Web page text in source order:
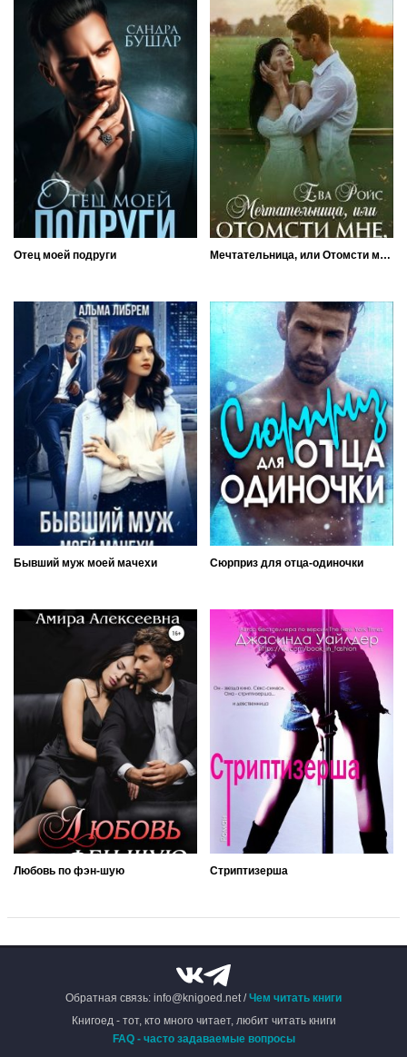
Отец моей подруги Мечтательница, или Отомсти мне, если сможешь
Бывший муж моей мачехи Сюрприз для отца-одиночки
Любовь по фэн-шую Стриптизерша
Обратная связь: info@knigoed.net /Чем читать книги
Книгоед - тот, кто много читает, любит читать книги
FAQ - часто задаваемые вопросы